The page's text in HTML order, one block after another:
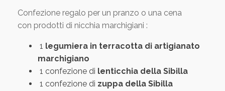
Confezione regalo per un pranzo o una cena
con prodotti di nicchia marchigiani :
1 legumiera in terracotta di artigianato
marchigiano
1 confezione di lenticchia della Sibilla
1 confezione di zuppa della Sibilla